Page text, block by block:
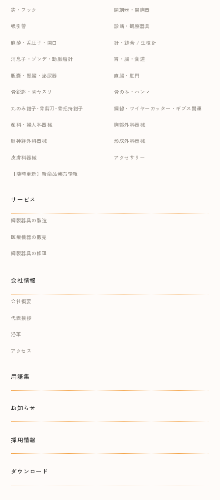
鈎・フック 開創器・開胸器
吸引管 診断・観察器具
麻酔・舌圧子・開口 針・縫合 / 生検針
消息子・ゾンデ・動脈瘤針 胃・腸・食道
胆嚢・腎臓・泌尿器 直腸・肛門
骨鋭匙・骨ヤスリ 骨のみ・ハンマー
丸のみ鉗子･骨剪刀･骨把持鉗子 鋼線・ワイヤーカッター・ギプス関連
産科・婦人科器械 胸部外科器械
脳神経外科器械 形成外科器械
皮膚科器械 アクセサリー
【随時更新】新商品発売情報
サービス
鋼製器具の製造
医療機器の販売
鋼製器具の修理
会社情報
会社概要
代表挨拶
沿革
アクセス
用語集
お知らせ
採用情報
ダウンロード